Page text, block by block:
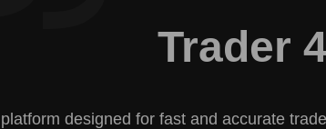
Trader
designed for fast and accurate